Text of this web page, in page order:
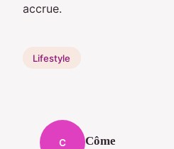
accrue.
Lifestyle
C Côme